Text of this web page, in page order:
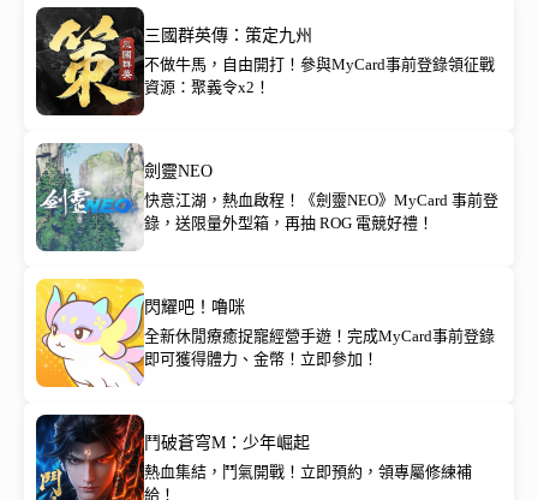
三國群英傳：策定九州
不做牛馬，自由開打！參與MyCard事前登錄領征戰
資源：聚義令x2！
劍靈NEO
快意江湖，熱血啟程！《劍靈NEO》MyCard 事前登
錄，送限量外型箱，再抽 ROG 電競好禮！
閃耀吧！嚕咪
全新休閒療癒捉寵經營手遊！完成MyCard事前登錄
即可獲得體力、金幣！立即參加！
鬥破蒼穹M：少年崛起
熱血集結，鬥氣開戰！立即預約，領專屬修練補
給！